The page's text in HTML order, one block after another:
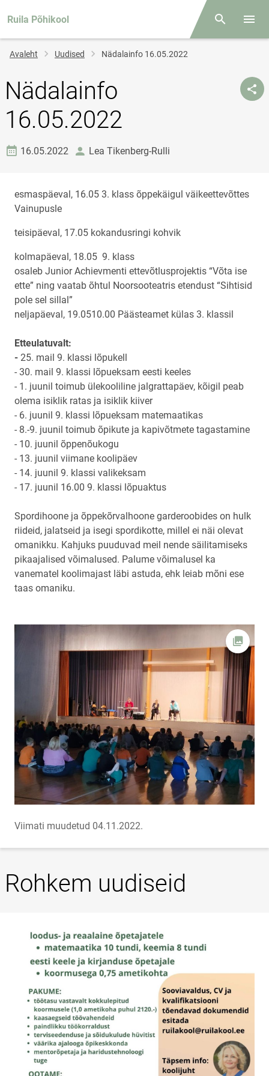
Ruila Põhikool Otsing
Jälglink
Avaleht Uudised Nädalainfo 16.05.2022
Nädalainfo
16.05.2022
Loomise kuupäev
16.05.2022 autorLea Tikenberg-Rulli
esmaspäeval, 16.05 3. klass õppekäigul väikeettevõttes
Vainupusle
teisipäeval, 17.05 kokandusringi kohvik
kolmapäeval, 18.05 9. klass
osaleb Junior Achievmenti ettevõtlusprojektis “Võta ise
ette” ning vaatab õhtul Noorsooteatris etendust “Sihtisid
pole sel sillal”
neljapäeval, 19.0510.00 Päästeamet külas 3. klassil
Etteulatuvalt:
- 25. mail 9. klassi lõpukell
- 30. mail 9. klassi lõpueksam eesti keeles
- 1. juunil toimub ülekooliline jalgrattapäev, kõigil peab
olema isiklik ratas ja isiklik kiiver
- 6. juunil 9. klassi lõpueksam matemaatikas
- 8.-9. juunil toimub õpikute ja kapivõtmete tagastamine
- 10. juunil õppenõukogu
- 13. juunil viimane koolipäev
- 14. juunil 9. klassi valikeksam
- 17. juunil 16.00 9. klassi lõpuaktus
Spordihoone ja õppekõrvalhoone garderoobides on hulk
riideid, jalatseid ja isegi spordikotte, millel ei näi olevat
omanikku. Kahjuks puuduvad meil nende säilitamiseks
pikaajalised võimalused. Palume võimalusel ka
vanematel koolimajast läbi astuda, ehk leiab mõni ese
taas omaniku.
Ava
Viimati muudetud 04.11.2022.
Rohkem uudiseid